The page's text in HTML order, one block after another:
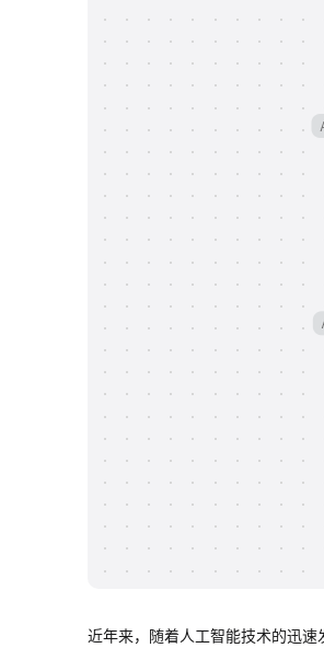
近年来，随着人工智能技术的迅